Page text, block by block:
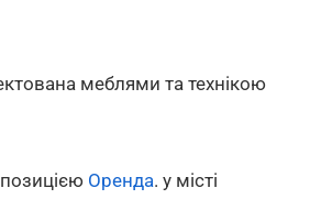
меблями та технікою
Оренда. у місті